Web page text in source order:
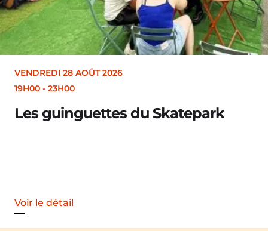
Merle [Un